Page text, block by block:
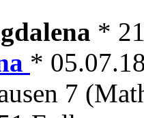
*
*
7